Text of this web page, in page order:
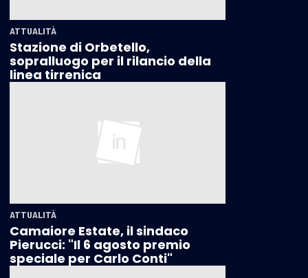
ATTUALITÀ
Stazione di Orbetello,
sopralluogo per il rilancio della
linea tirrenica
ATTUALITÀ
Camaiore Estate, il sindaco
Pierucci: "Il 6 agosto premio
speciale per Carlo Conti"